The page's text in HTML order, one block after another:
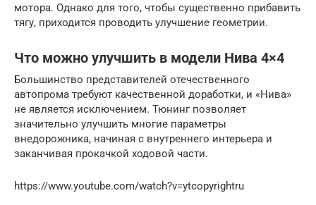
мотора. Однако для того, чтобы существенно прибавить
тягу, приходится проводить улучшение геометрии.
Что можно улучшить в модели Нива 4×4
Большинство представителей отечественного
автопрома требуют качественной доработки, и «Нива»
не является исключением. Тюнинг позволяет
значительно улучшить многие параметры
внедорожника, начиная с внутреннего интерьера и
заканчивая прокачкой ходовой части.
https://www.youtube.com/watch?v=ytcopyrightru